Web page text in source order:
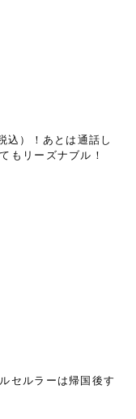
込）！あとは通話し
もリーズナブル！
セルラーは帰国後す